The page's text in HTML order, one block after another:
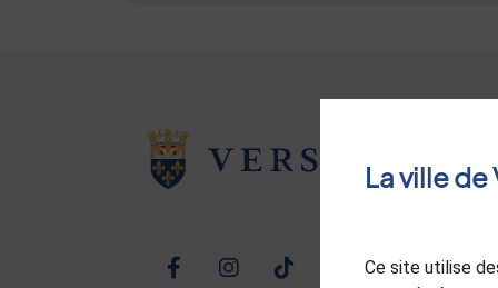
Facebook
Instagram
TikTokTwitter
La ville
Ce site utilise